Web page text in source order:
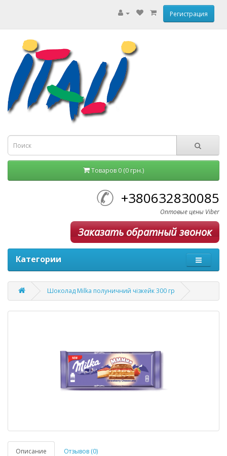
Регистрация
Товаров 0 (0 грн.)
+380632830085
Оптовые цены Viber
Заказать обратный звонок
Категории
Шоколад Milka полуничний чізкейк 300 гр
Описание Отзывов (0)